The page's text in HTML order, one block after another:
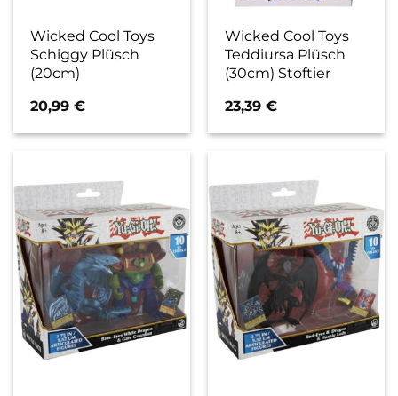
Wicked Cool Toys
Schiggy Plüsch
(20cm)
20,99€
Wicked Cool Toys
Teddiursa Plüsch
(30cm) Stoftier
23,39€